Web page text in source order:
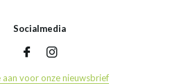
Socialmedia
aan voor onze nieuwsbrief